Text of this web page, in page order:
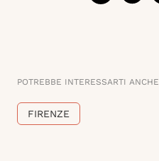
POTREBBE INTERESSARTI ANCHE
FIRENZE